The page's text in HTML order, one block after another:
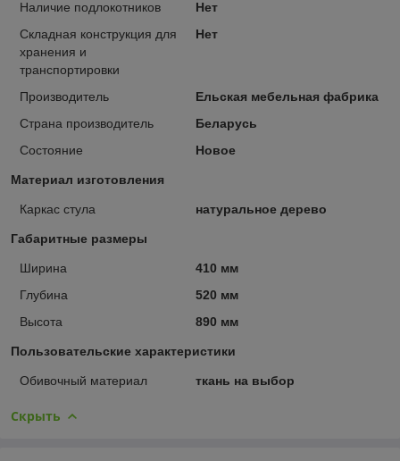
Наличие подлокотников
Нет
Складная конструкция для
хранения и
транспортировки
Нет
Производитель
Ельская мебельная фабрика
Страна производитель
Беларусь
Состояние
Новое
Материал изготовления
Каркас стула натуральное дерево
Габаритные размеры
Ширина
410 мм
Глубина
520 мм
Высота
890 мм
Пользовательские характеристики
Обивочный материал ткань на выбор
Скрыть